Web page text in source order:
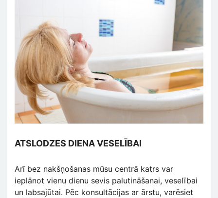
ATSLODZES DIENA VESELĪBAI
Arī bez nakšņošanas mūsu centrā katrs var
ieplānot vienu dienu sevis palutināšanai, veselībai
un labsajūtai. Pēc konsultācijas ar ārstu, varēsiet